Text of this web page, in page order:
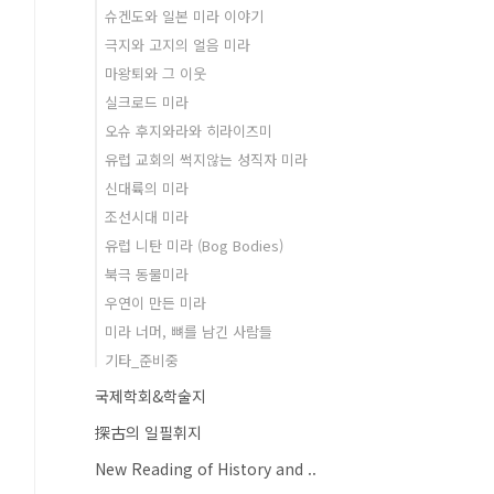
슈겐도와 일본 미라 이야기
극지와 고지의 얼음 미라
마왕퇴와 그 이웃
실크로드 미라
오슈 후지와라와 히라이즈미
유럽 교회의 썩지않는 성직자 미라
신대륙의 미라
조선시대 미라
유럽 니탄 미라 (Bog Bodies)
북극 동물미라
우연이 만든 미라
미라 너머, 뼈를 남긴 사람들
기타_준비중
국제학회&학술지
探古의 일필휘지
New Reading of History and ..